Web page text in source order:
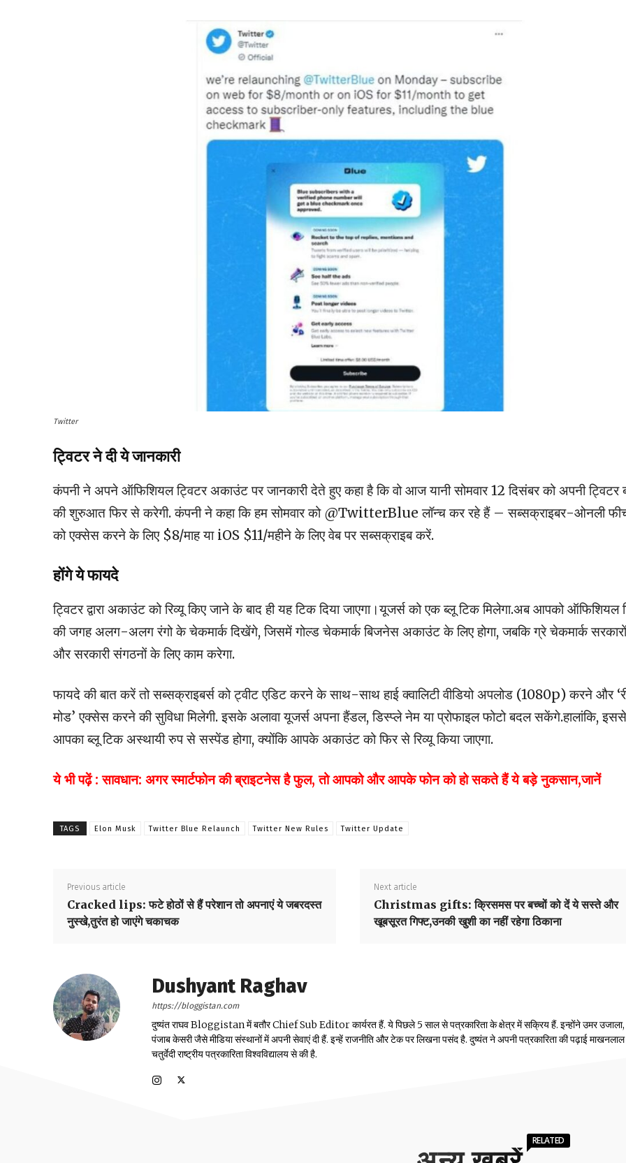
Twitter
ट्विटर ने दी ये जानकारी
कंपनी ने अपने ऑफिशियल ट्विटर अकाउंट पर जानकारी देते हुए कहा है कि वो आज यानी सोमवार 12 दिसंबर को अपनी ट्विटर
की शुरुआत फिर से करेगी. कंपनी ने कहा कि हम सोमवार को @TwitterBlue लॉन्च कर रहे हैं – सब्सक्राइबर-ओनली
को एक्सेस करने के लिए $8/माह या iOS $11/महीने के लिए वेब पर सब्सक्राइब करें.
होंगे ये फायदे
ट्विटर द्वारा अकाउंट को रिव्यू किए जाने के बाद ही यह टिक दिया जाएगा।यूजर्स को एक ब्लू टिक मिलेगा.अब आपको ऑफिशियल
की जगह अलग-अलग रंगो के चेकमार्क दिखेंगे, जिसमें गोल्ड चेकमार्क बिजनेस अकाउंट के लिए होगा, जबकि ग्रे चेकमार्क सरकारों
और सरकारी संगठनों के लिए काम करेगा.
फायदे की बात करें तो सब्सक्राइबर्स को ट्वीट एडिट करने के साथ-साथ हाई क्वालिटी वीडियो अपलोड (1080p) करने और
मोड’ एक्सेस करने की सुविधा मिलेगी. इसके अलावा यूजर्स अपना हैंडल, डिस्प्ले नेम या प्रोफाइल फोटो बदल सकेंगे.हालांकि, इससे
आपका ब्लू टिक अस्थायी रुप से सस्पेंड होगा, क्योंकि आपके अकाउंट को फिर से रिव्यू किया जाएगा.
ये भी पढ़ें : सावधान: अगर स्मार्टफोन की ब्राइटनेस है फुल, तो आपको और आपके फोन को हो सकते हैं ये बड़े नुकसान,जानें
TAGS Elon Musk Twitter Blue Relaunch Twitter New Rules Twitter Update
Previous article
Cracked lips: फटे होठों से हैं परेशान तो अपनाएं ये जबरदस्त
नुस्खे,तुरंत हो जाएंगे चकाचक
Next article
Christmas gifts: क्रिसमस पर बच्चों को दें ये सस्ते और
खूबसूरत गिफ्ट,उनकी खुशी का नहीं रहेगा ठिकाना
Dushyant Raghav
https://bloggistan.com
दुष्यंत राघव Bloggistan में बतौर Chief Sub Editor कार्यरत हैं. ये पिछले 5 साल से पत्रकारिता के क्षेत्र में सक्रिय हैं. इन्होंने उमर उजाला,
पंजाब केसरी जैसे मीडिया संस्थानों में अपनी सेवाएं दी हैं. इन्हें राजनीति और टेक पर लिखना पसंद है. दुष्यंत ने अपनी पत्रकारिता की पढ़ाई माखनलाल
चतुर्वेदी राष्ट्रीय पत्रकारिता विश्वविद्यालय से की है.
RELATED